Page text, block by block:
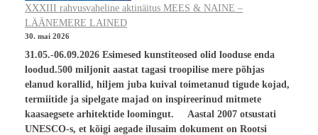
XXXIII rahvusvaheline aktinäitus MEES & NAINE –
LÄÄNEMERE LAINED
30. mai 2026
31.05.-06.09.2026 Esimesed kunstiteosed olid looduse enda
loodud.500 miljonit aastat tagasi troopilise mere põhjas
elanud korallid, hiljem juba kuival toimetanud tigude kojad,
termiitide ja sipelgate majad on inspireerinud mitmete
kaasaegsete arhitektide loomingut. Aastal 2007 otsustati
UNESCO-s, et kõigi aegade ilusaim dokument on Rootsi